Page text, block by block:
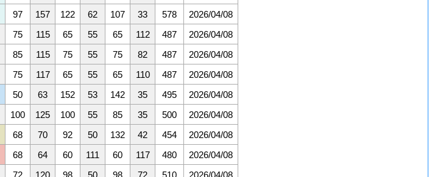
97 157 122 62 107 33 578
2026/04/08
75 115 65 55 65 112 487
2026/04/08
85 115 75 55 75 82 487
2026/04/08
75 117 65 55 65 110 487
2026/04/08
50 63 152 53 142 35 495
2026/04/08
100 125 100 55 85 35 500
2026/04/08
68 70 92 50 132 42 454
2026/04/08
68 64 60 111 60 117 480
2026/04/08
72 120 98 50 98 72 510
2026/04/08